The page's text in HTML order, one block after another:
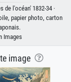
l'océan' 1832-34 ·
papier photo, carton
Images
image